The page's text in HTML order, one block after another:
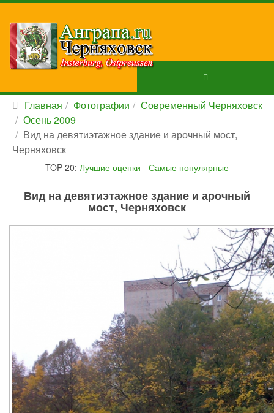
Главная Фотографии
Современный Черняховск
Осень 2009
Вид на девятиэтажное здание и арочный мост,
Черняховск
TOP 20: Лучшие оценки - Самые популярные
Вид на девятиэтажное здание и арочный
мост, Черняховск